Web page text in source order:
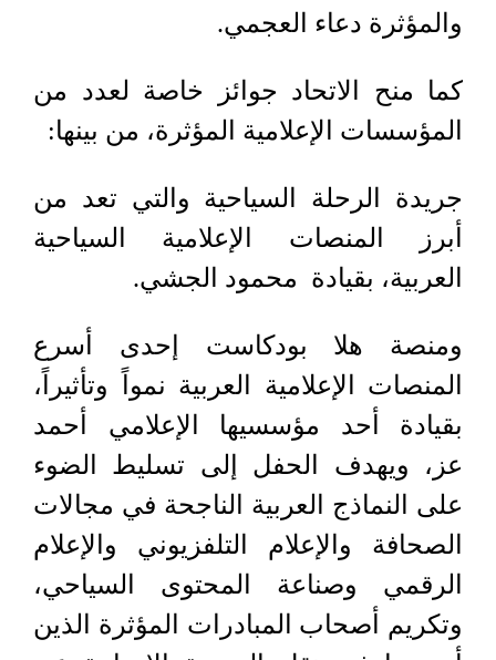
والمؤثرة دعاء العجمي.
كما منح الاتحاد جوائز خاصة لعدد من
المؤسسات الإعلامية المؤثرة، من بينها:
جريدة الرحلة السياحية والتي تعد من
أبرز المنصات الإعلامية السياحية
العربية، بقيادة محمود الجشي.
ومنصة هلا بودكاست إحدى أسرع
المنصات الإعلامية العربية نمواً وتأثيراً،
بقيادة أحد مؤسسيها الإعلامي أحمد
عز، ويهدف الحفل إلى تسليط الضوء
على النماذج العربية الناجحة في مجالات
الصحافة والإعلام التلفزيوني والإعلام
الرقمي وصناعة المحتوى السياحي،
وتكريم أصحاب المبادرات المؤثرة الذين